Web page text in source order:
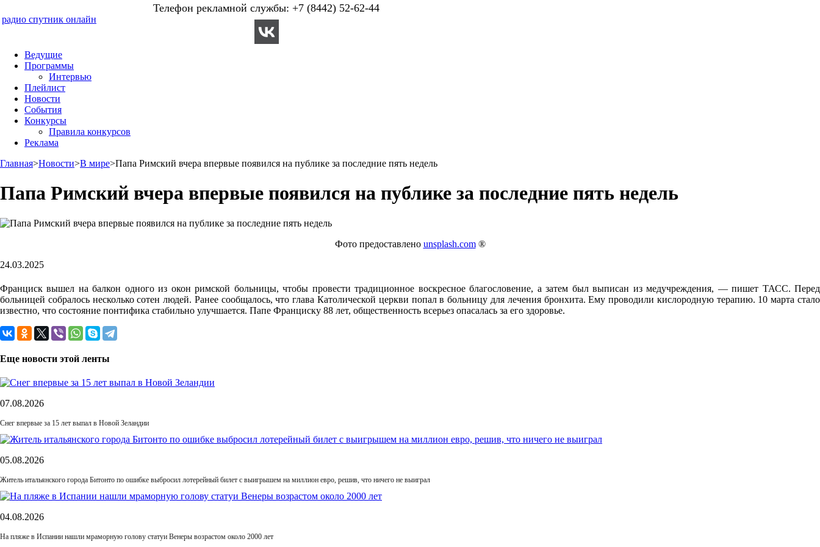
радио спутник онлайн
Телефон рекламной службы: +7 (8442) 52-62-44
Ведущие
Программы
Интервью
Плейлист
Новости
События
Конкурсы
Правила конкурсов
Реклама
Главная>Новости>В мире>Папа Римский вчера впервые появился на публике за последние пять недель
Папа Римский вчера впервые появился на публике за последние пять недель
Фото предоставлено unsplash.com®
24.03.2025
Франциск вышел на балкон одного из окон римской больницы, чтобы провести традиционное воскресное благословение, а затем был выписан из медучреждения, — пишет ТАСС. Перед
больницей собралось несколько сотен людей. Ранее сообщалось, что глава Католической церкви попал в больницу для лечения бронхита. Ему проводили кислородную терапию. 10 марта стало
известно, что состояние понтифика стабильно улучшается. Папе Франциску 88 лет, общественность всерьез опасалась за его здоровье.
Еще новости этой ленты
07.08.2026
Снег впервые за 15 лет выпал в Новой Зеландии
05.08.2026
Житель итальянского города Битонто по ошибке выбросил лотерейный билет с выигрышем на миллион евро, решив, что ничего не выиграл
04.08.2026
На пляже в Испании нашли мраморную голову статуи Венеры возрастом около 2000 лет